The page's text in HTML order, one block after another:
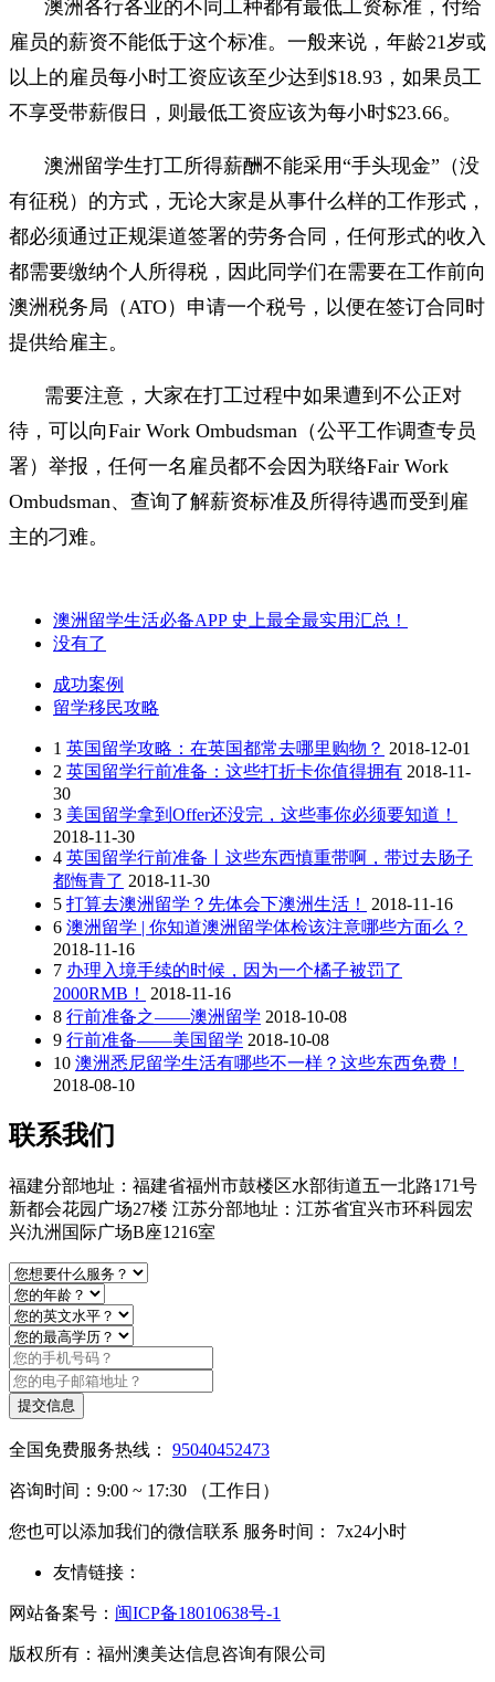
澳洲各行各业的不同工种都有最低工资标准，付给
雇员的薪资不能低于这个标准。一般来说，年龄21岁或
以上的雇员每小时工资应该至少达到$18.93，如果员工
不享受带薪假日，则最低工资应该为每小时$23.66。
澳洲留学生打工所得薪酬不能采用“手头现金”（没
有征税）的方式，无论大家是从事什么样的工作形式，
都必须通过正规渠道签署的劳务合同，任何形式的收入
都需要缴纳个人所得税，因此同学们在需要在工作前向
澳洲税务局（ATO）申请一个税号，以便在签订合同时
提供给雇主。
需要注意，大家在打工过程中如果遭到不公正对
待，可以向Fair Work Ombudsman（公平工作调查专员
署）举报，任何一名雇员都不会因为联络Fair Work
Ombudsman、查询了解薪资标准及所得待遇而受到雇
主的刁难。
澳洲留学生活必备APP 史上最全最实用汇总！
没有了
成功案例
留学移民攻略
1 英国留学攻略：在英国都常去哪里购物？ 2018-12-01
2 英国留学行前准备：这些打折卡你值得拥有 2018-11-
30
3 美国留学拿到Offer还没完，这些事你必须要知道！
2018-11-30
4 英国留学行前准备丨这些东西慎重带啊，带过去肠子
都悔青了 2018-11-30
5 打算去澳洲留学？先体会下澳洲生活！
2018-11-16
6 澳洲留学 | 你知道澳洲留学体检该注意哪些方面么？
2018-11-16
7 办理入境手续的时候，因为一个橘子被罚了
2000RMB！
2018-11-16
8 行前准备之——澳洲留学 2018-10-08
9 行前准备——美国留学 2018-10-08
10 澳洲悉尼留学生活有哪些不一样？这些东西免费！
2018-08-10
联系我们
福建分部地址：福建省福州市鼓楼区水部街道五一北路171号
新都会花园广场27楼 江苏分部地址：江苏省宜兴市环科园宏
兴氿洲国际广场B座1216室
提交信息
全国免费服务热线： 95040452473
咨询时间：9:00 ~ 17:30 （工作日）
您也可以添加我们的微信联系 服务时间： 7x24小时
友情链接：
网站备案号： 闽ICP备18010638号-1
版权所有：福州澳美达信息咨询有限公司